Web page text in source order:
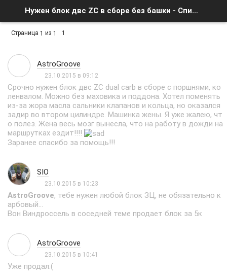
Нужен блок двс ZC в сборе без башки - Список форумов
Страница 1 из 1 1
AstroGroove
23.10.2015 в 09:12
Срочно нужен блок двс ZC dual carb в сборе с поршнями, ко
ленвалом. Можно без маховика и поддона. Хотел поменять
из-за жора масла сальники клапанов и кольца, но оказался
задир во втором цилиндре. Машинка жены. Я уже жалею, чт
о полез. Жена весь мозг вынесла, что на работу в дожди на
маршрутках ездит!!!!
Заранее спасибо за помощь!!!
SIO
23.10.2015 в 10:23
AstroGroove, тебе нужен любой блок ЗЦ, не обязательно к
арбовый...
Вон Виндроссель в соседней теме продает блок за 5к
AstroGroove
23.10.2015 в 10:41
Уже продал:(